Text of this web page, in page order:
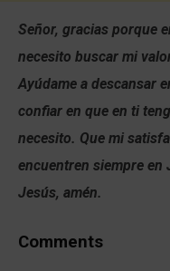
Señor, gracias porque
necesito buscar mi
Ayúdame a descansar
confiar en que en ti
necesito. Que mi
encuentren siempre en
Jesús, amén.
Comments